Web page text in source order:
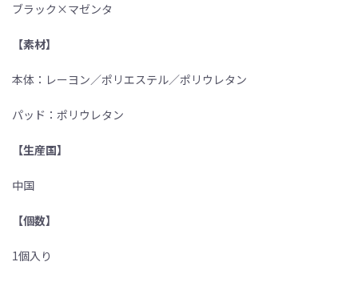
ブラック×マゼンタ
【素材】
本体：レーヨン／ポリエステル／ポリウレタン
パッド：ポリウレタン
【生産国】
中国
【個数】
1個入り